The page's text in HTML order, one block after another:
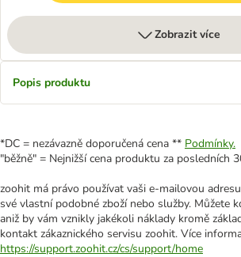
Zobrazit více
Popis produktu
*DC = nezávazně doporučená cena ** Podmínky.
"běžně" = Nejnižší cena produktu za posledních
zoohit má právo používat vaši e-mailovou
své vlastní podobné zboží nebo služby. Můžete
aniž by vám vznikly jakékoli náklady kromě
kontakt zákaznického servisu zoohit. Více
https://support.zoohit.cz/cs/support/home